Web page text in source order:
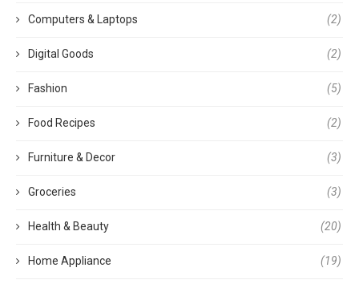
Computers & Laptops (2)
Digital Goods (2)
Fashion (5)
Food Recipes (2)
Furniture & Decor (3)
Groceries (3)
Health & Beauty (20)
Home Appliance (19)